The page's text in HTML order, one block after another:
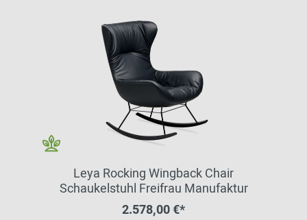
Leya Rocking Wingback Chair
Schaukelstuhl Freifrau Manufaktur
2.578,00 €*